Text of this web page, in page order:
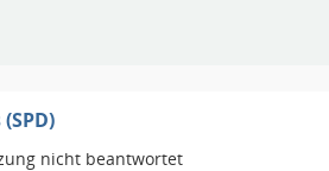
nicht beantwortet